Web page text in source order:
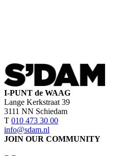
I-PUNT de WAAG
Lange Kerkstraat 39
3111 NN Schiedam
T 010 473 30 00
info@sdam.nl
JOIN OUR COMMUNITY